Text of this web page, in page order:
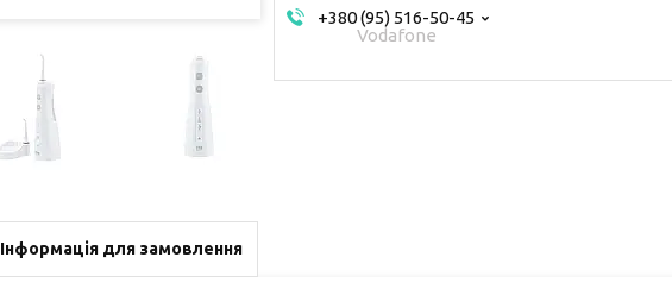
+380 (95) 516-50-45
Vodafone
Інформація для замовлення